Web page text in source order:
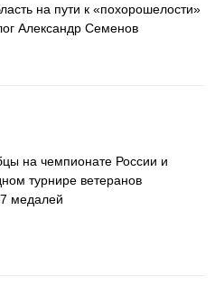
на пути к «похорошелости»
Александр Семенов
на чемпионате России и
турнире ветеранов
медалей